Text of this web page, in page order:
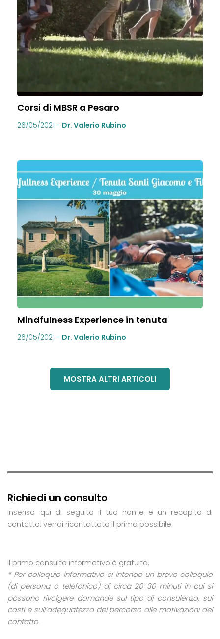
Corsi di MBSR a Pesaro
26/05/2021 - Dr. Valerio Rubino
Mindfulness Experience in tenuta
26/05/2021 - Dr. Valerio Rubino
MOSTRA ALTRI ARTICOLI
Richiedi un consulto
Inserisci qui di seguito il tuo nome e un recapito di
contatto: verrai ricontattato il prima possibile.
Il primo consulto informativo è gratuito.
* Per colloquio informativo si intende un breve colloquio
(di persona o telefonico) di circa 20-30 minuti in cui si
possono rivolgere domande sul tipo di consulenza, sui
costi e sull’adeguatezza del percorso alle motivazioni del
contatto.